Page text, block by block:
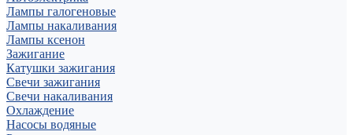
Лампы галогеновые
Лампы накаливания
Лампы ксенон
Зажигание
Катушки зажигания
Свечи зажигания
Свечи накаливания
Охлаждение
Насосы водяные